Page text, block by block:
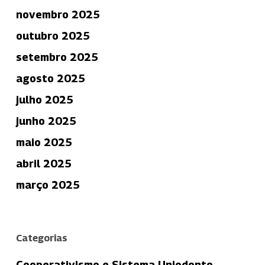
novembro 2025
outubro 2025
setembro 2025
agosto 2025
julho 2025
junho 2025
maio 2025
abril 2025
março 2025
Categorias